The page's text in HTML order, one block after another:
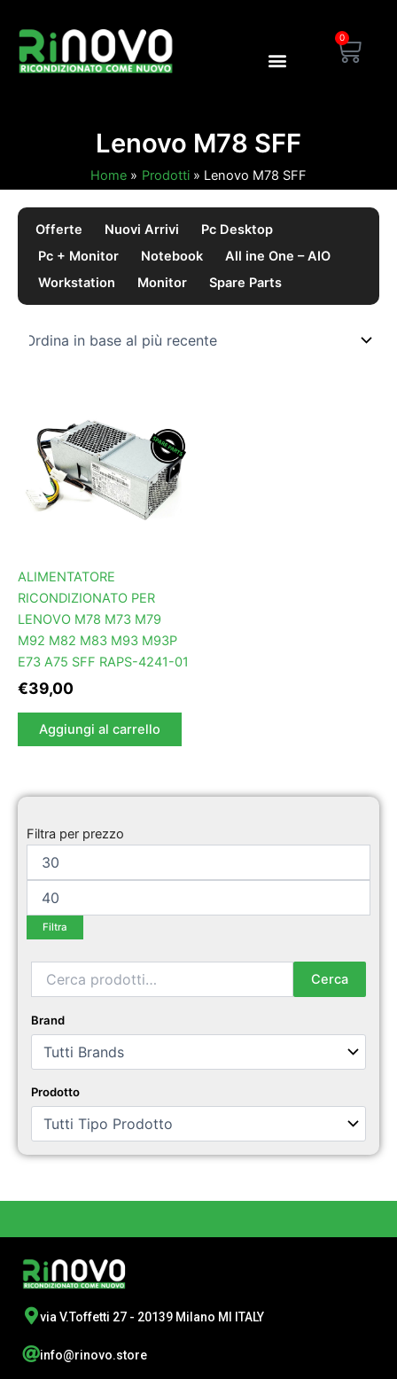
contenuto
0
Lenovo M78 SFF
Home Prodotti Lenovo M78 SFF
Offerte Nuovi Arrivi
Pc Desktop
Pc + Monitor
Notebook
All ine One – AIO
Workstation
Monitor Spare Parts
ALIMENTATORE
RICONDIZIONATO PER
LENOVO M78 M73 M79
M92 M82 M83 M93 M93P
E73 A75 SFF RAPS-4241-01
€39,00
Aggiungi al carrello
Filtra per prezzo
Min
Max
Filtra
Cerca:
Cerca
Brand
Prodotto
via V.Toffetti 27 - 20139 Milano MI ITALY
info@rinovo.store